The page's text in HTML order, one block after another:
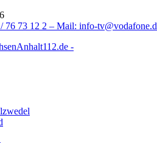
76 73 12 2 – Mail: info-
-